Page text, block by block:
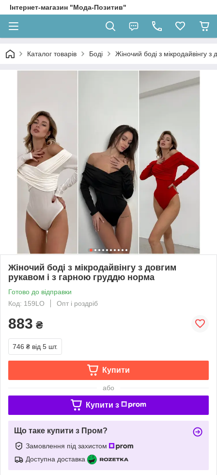
Інтернет-магазин "Мода-Позитив"
Каталог товарів Боді Жіночий боді з мікродайвінгу
Жіночий боді з мікродайвінгу з довгим
рукавом і з гарною груддю норма
Готово до відправки
Код: 159LO
Опт і роздріб
883 ₴
746 ₴ від 5 шт.
Купити
або
Купити з
Що таке купити з Пром?
Замовлення під захистом
Доступна доставка